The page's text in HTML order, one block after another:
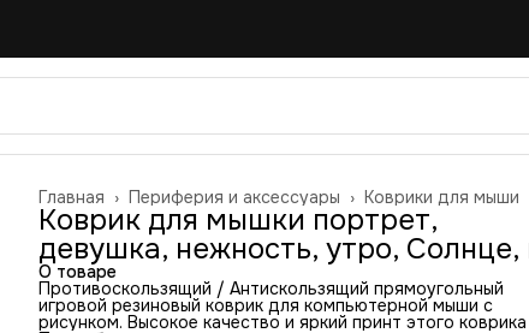
Коврики для мыши
Периферия и аксессуары ›
Главная ›
Коврик для мышки портрет,
девушка, нежность, утро, Солнце,
О товаре
Противоскользящий / Антискользящий прямоугольный
игровой резиновый коврик для компьютерной мыши с
рисунком. Высокое качество и яркий принт этого коврика